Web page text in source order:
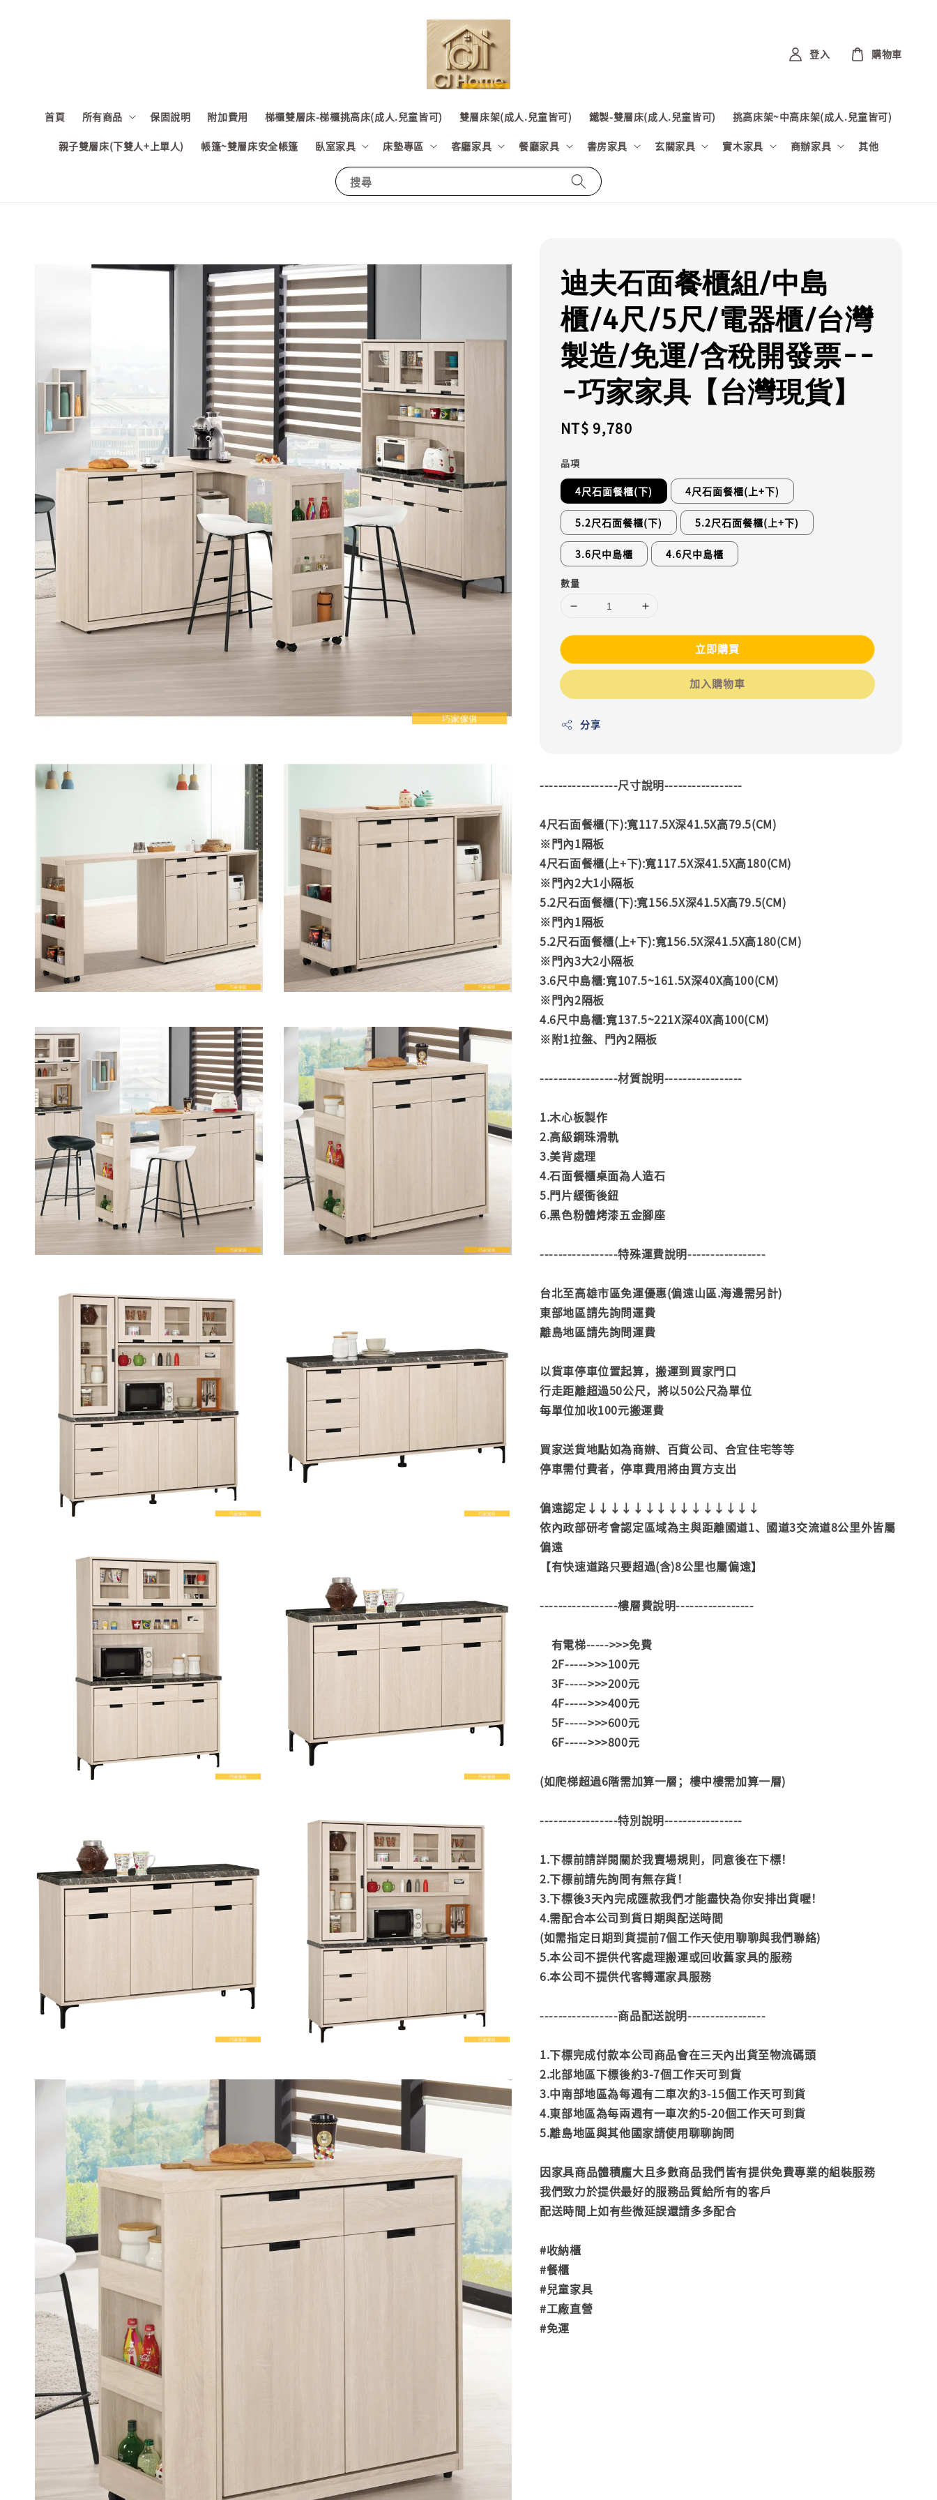
搜尋
首頁 所有商品 保固說明 附加費用 梯櫃雙層床-梯櫃挑高床(成人.兒童皆可) 雙層床架(成人.兒童皆可) 鐵製-雙層床(成人.兒童皆可) 挑高床架~中高床架(成人.兒童皆可)
親子雙層床(下雙人+上單人) 帳篷~雙層床安全帳篷 臥室家具 床墊專區 客廳家具 餐廳家具 書房家具 玄關家具 實木家具 商辦家具 其他
登入 購物車
迪夫石面餐櫃組/中島
櫃/4尺/5尺/電器櫃/台灣
製造/免運/含稅開發票--
-巧家家具【台灣現貨】
Regular
NT$ 9,780
品項
4尺石面餐櫃(下) 4尺石面餐櫃(上+下)
5.2尺石面餐櫃(下) 5.2尺石面餐櫃(上+下)
3.6尺中島櫃 4.6尺中島櫃
數量
立即購買
加入購物車
分享
-----------------尺寸說明-----------------
4尺石面餐櫃(下):寬117.5X深41.5X高79.5(CM)
※門內1隔板
4尺石面餐櫃(上+下):寬117.5X深41.5X高180(CM)
※門內2大1小隔板
5.2尺石面餐櫃(下):寬156.5X深41.5X高79.5(CM)
※門內1隔板
5.2尺石面餐櫃(上+下):寬156.5X深41.5X高180(CM)
※門內3大2小隔板
3.6尺中島櫃:寬107.5~161.5X深40X高100(CM)
※門內2隔板
4.6尺中島櫃:寬137.5~221X深40X高100(CM)
※附1拉盤、門內2隔板
-----------------材質說明-----------------
1.木心板製作
2.高級鋼珠滑軌
3.美背處理
4.石面餐櫃桌面為人造石
5.門片緩衝後鈕
6.黑色粉體烤漆五金腳座
-----------------特殊運費說明-----------------
台北至高雄市區免運優惠(偏遠山區.海邊需另計)
東部地區請先詢問運費
離島地區請先詢問運費
以貨車停車位置起算，搬運到買家門口
行走距離超過50公尺，將以50公尺為單位
每單位加收100元搬運費
買家送貨地點如為商辦、百貨公司、合宜住宅等等
停車需付費者，停車費用將由買方支出
偏遠認定↓↓↓↓↓↓↓↓↓↓↓↓↓↓↓
依內政部研考會認定區域為主與距離國道1、國道3交流道8公里外皆屬
偏遠
【有快速道路只要超過(含)8公里也屬偏遠】
-----------------樓層費說明-----------------
有電梯----->>>免費
2F----->>>100元
3F----->>>200元
4F----->>>400元
5F----->>>600元
6F----->>>800元
(如爬梯超過6階需加算一層；樓中樓需加算一層)
-----------------特別說明-----------------
1.下標前請詳閱關於我賣場規則，同意後在下標！
2.下標前請先詢問有無存貨！
3.下標後3天內完成匯款我們才能盡快為你安排出貨喔！
4.需配合本公司到貨日期與配送時間
(如需指定日期到貨提前7個工作天使用聊聊與我們聯絡)
5.本公司不提供代客處理搬運或回收舊家具的服務
6.本公司不提供代客轉運家具服務
-----------------商品配送說明-----------------
1.下標完成付款本公司商品會在三天內出貨至物流碼頭
2.北部地區下標後約3-7個工作天可到貨
3.中南部地區為每週有二車次約3-15個工作天可到貨
4.東部地區為每兩週有一車次約5-20個工作天可到貨
5.離島地區與其他國家請使用聊聊詢問
因家具商品體積龐大且多數商品我們皆有提供免費專業的組裝服務
我們致力於提供最好的服務品質給所有的客戶
配送時間上如有些微延誤還請多多配合
#收納櫃
#餐櫃
#兒童家具
#工廠直營
#免運